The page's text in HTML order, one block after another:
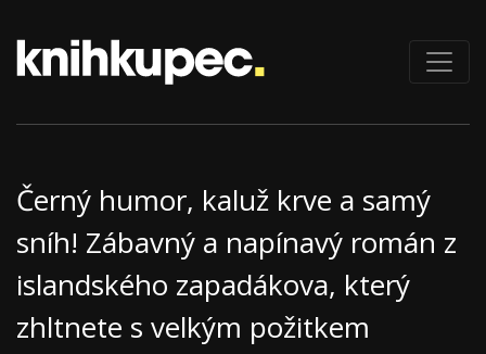
Černý humor, kaluž krve a samý
sníh! Zábavný a napínavý román z
islandského zapadákova, který
zhltnete s velkým požitkem